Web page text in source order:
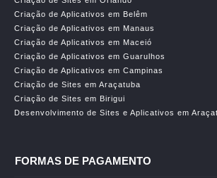
Criação de Aplicativos em Belêm
Criação de Aplicativos em Manaus
Criação de Aplicativos em Maceió
Criação de Aplicativos em Guarulhos
Criação de Aplicativos em Campinas
Criação de Sites em Araçatuba
Criação de Sites em Birigui
Desenvolvimento de Sites e Aplicativos em
FORMAS DE PAGAMENTO